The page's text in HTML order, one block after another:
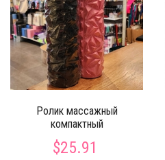
Ролик массажный
компактный
$25.91